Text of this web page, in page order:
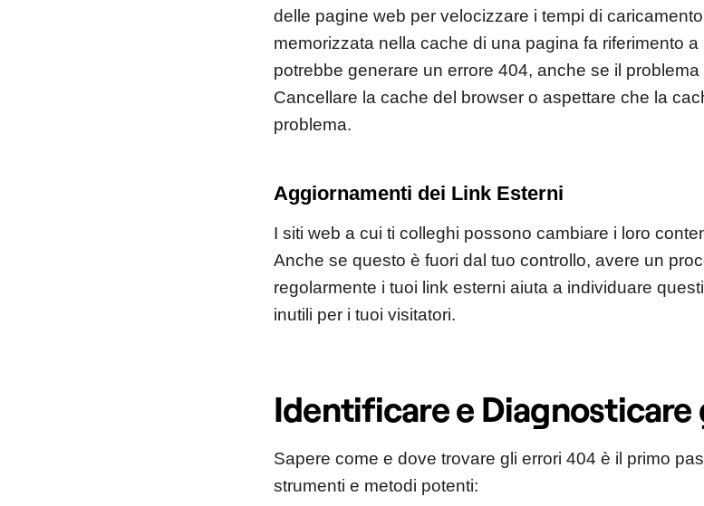
delle pagine web per velocizzare i tempi di
memorizzata nella cache di una pagina fa riferimento
potrebbe generare un errore 404, anche se il
Cancellare la cache del browser o aspettare che la
problema.
Aggiornamenti dei Link Esterni
I siti web a cui ti colleghi possono cambiare i loro
Anche se questo è fuori dal tuo controllo, avere un
regolarmente i tuoi link esterni aiuta a individuare
inutili per i tuoi visitatori.
Identificare e
Sapere come e dove trovare gli errori 404 è il primo
strumenti e metodi potenti: